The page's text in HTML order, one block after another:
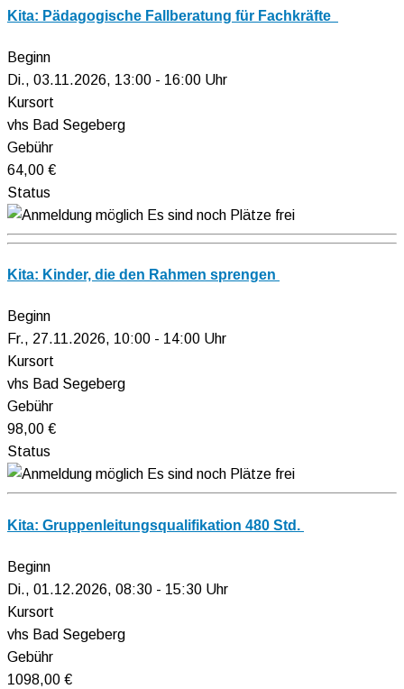
Kita: Pädagogische Fallberatung für Fachkräfte
Beginn
Di., 03.11.2026, 13:00 - 16:00 Uhr
Kursort
vhs Bad Segeberg
Gebühr
64,00 €
Status
Es sind noch Plätze frei
Kita: Kinder, die den Rahmen sprengen
Beginn
Fr., 27.11.2026, 10:00 - 14:00 Uhr
Kursort
vhs Bad Segeberg
Gebühr
98,00 €
Status
Es sind noch Plätze frei
Kita: Gruppenleitungsqualifikation 480 Std.
Beginn
Di., 01.12.2026, 08:30 - 15:30 Uhr
Kursort
vhs Bad Segeberg
Gebühr
1098,00 €